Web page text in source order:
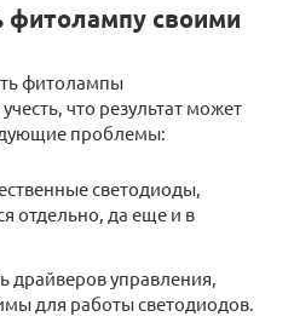
своими
фитолампы
что результат может
проблемы:
светодиоды,
отдельно, да еще и в
драйверов управления,
для работы светодиодов.